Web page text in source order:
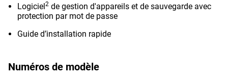
Logiciel2 de gestion d'appareils et de sauvegarde avec
protection par mot de passe
Guide d’installation rapide
Numéros de modèle